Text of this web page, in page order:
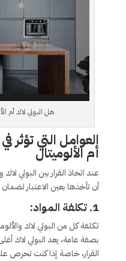
هل البولي لاك أم
العوامل التي تؤثر
أم الألوميتال
عند اتخاذ القرار بين البولي
أن تأخذها بعين الاعتبار
1. تكلفة المواد:
تكلفة كل من البولي لاك
بصفة عامة، يعد البولي لاك
القرار، خاصة إذا كنت تحرص